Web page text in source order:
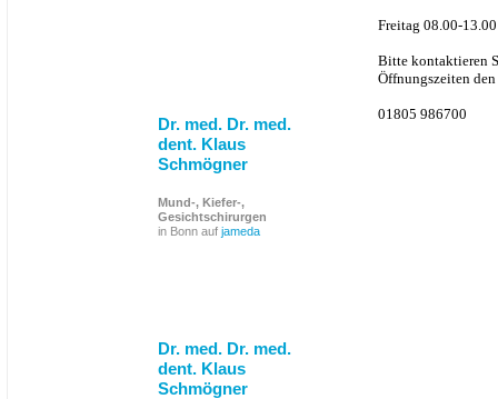
Dr. med. Dr. med.
dent. Klaus
Schmögner
Mund-, Kiefer-,
Gesichtschirurgen
in Bonn auf jameda
Dr. med. Dr. med.
dent. Klaus
Schmögner
Freitag 08.00-
Bitte kontaktieren
Öffnungszeiten
01805 986700